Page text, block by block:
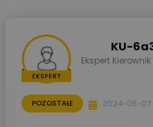
KU-
Ekspert
POZOSTAŁE 2024-05-07